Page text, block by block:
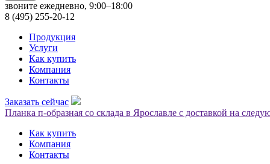
звоните ежедневно, 9:00–18:00
8 (495) 255-20-12
Продукция
Услуги
Как купить
Компания
Контакты
Заказать сейчас
Планка п-образная со склада в Ярославле с доставкой на
Как купить
Компания
Контакты